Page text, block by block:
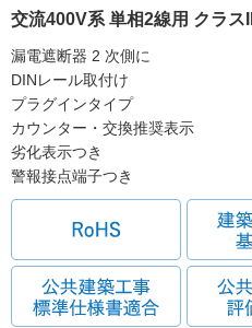
交流400V系 単相2線用 クラ
漏電遮断器 2 次側に
DINレール取付け
プラグインタイプ
カウンター・交換推奨表示
劣化表示つき
警報接点端子つき